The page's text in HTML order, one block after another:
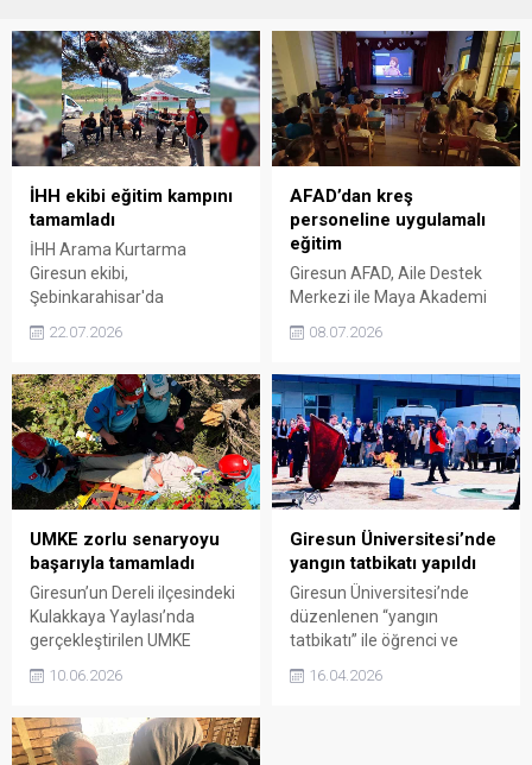
İHH ekibi eğitim kampını
tamamladı
İHH Arama Kurtarma
Giresun ekibi,
Şebinkarahisar'da
eğitim kampını başarıyla
uygulamalı eğitimlerle
afetlere hazırlık seviyesini
artıran ekip, arama
kurtarma kabiliyetlerini
geliştirdi.
22.07.2026
AFAD’dan kreş
personeline uygulamalı
eğitim
Giresun AFAD, Aile Destek
Merkezi ile Maya Akademi
personeline afet ve yangın
Eğitimlerde teorik bilgilerin
yanı sıra tahliye ve yangın
söndürme uygulamaları da
gerçekleştirildi.
08.07.2026
UMKE zorlu senaryoyu
başarıyla tamamladı
Giresun’un Dereli ilçesindeki
Kulakkaya Yaylası’nda
gerçekleştirilen UMKE
üzerine ağaç devrilen
süren eğitim kampında
gönüllüler, zorlu doğa
10.06.2026
Giresun Üniversitesi’nde
yangın tatbikatı yapıldı
Giresun Üniversitesi’nde
düzenlenen “yangın
tatbikatı” ile öğrenci ve
hazırlığı test edildi. Turizm
16.04.2026